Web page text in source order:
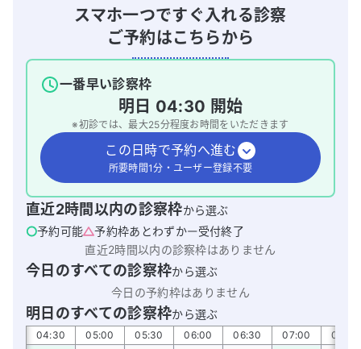
スマホ一つですぐ入れる診察
ご予約はこちらから
一番早い診察枠
明日 04:30 開始
※初診では、最大25分程度お時間をいただきます
この日時で予約へ進む
所要時間1分・ユーザー登録不要
直近2時間以内の診察枠から選ぶ
予約可能
予約枠あとわずか
受付終了
直近2時間以内の診察枠はありません
今日のすべての診察枠から選ぶ
今日の予約枠はありません
明日のすべての診察枠から選ぶ
04:30 05:00 05:30 06:00 06:30 07:00 07:30